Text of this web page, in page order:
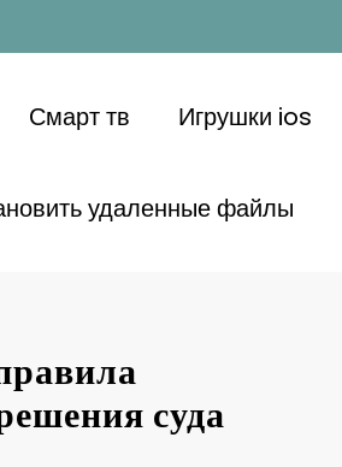
Смарт тв Игрушки ios
удаленные файлы
суда